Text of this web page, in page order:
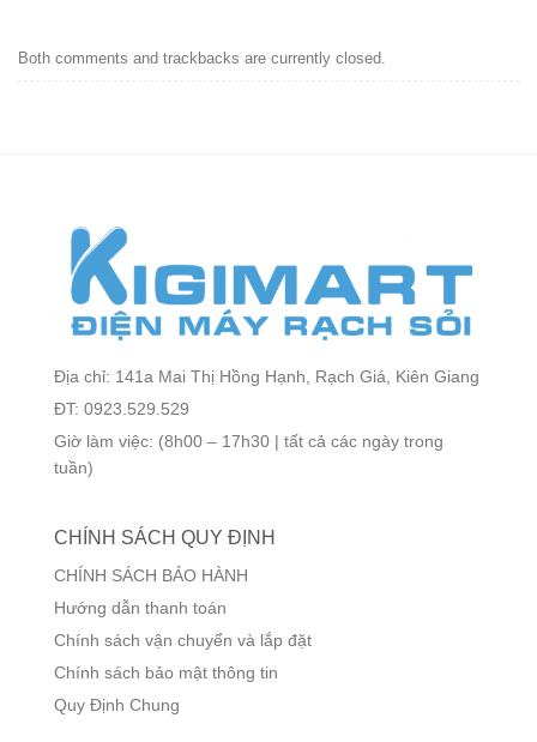
Both comments and trackbacks are currently closed.
Địa chỉ: 141a Mai Thị Hồng Hạnh, Rạch Giá, Kiên Giang
ĐT: 0923.529.529
Giờ làm việc: (8h00 – 17h30 | tất cả các ngày trong
tuần)
CHÍNH SÁCH QUY ĐỊNH
CHÍNH SÁCH BẢO HÀNH
Hướng dẫn thanh toán
Chính sách vận chuyển và lắp đặt
Chính sách bảo mật thông tin
Quy Định Chung